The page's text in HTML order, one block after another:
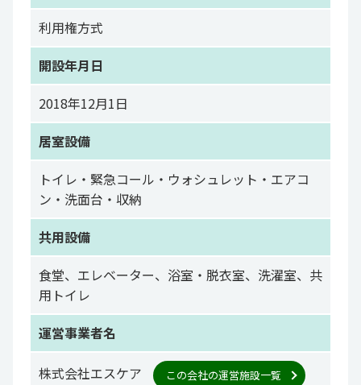
利用権方式
開設年月日
2018年12月1日
居室設備
トイレ・緊急コール・ウォシュレット・エアコ
ン・洗面台・収納
共用設備
食堂、エレベーター、浴室・脱衣室、洗濯室、共
用トイレ
運営事業者名
株式会社エスケア この会社の運営施設一覧